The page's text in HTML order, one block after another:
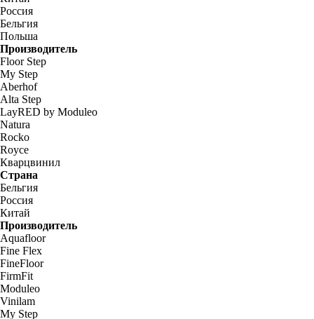
Россия
Бельгия
Польша
Производитель
Floor Step
My Step
Aberhof
Alta Step
LayRED by Moduleo
Natura
Rocko
Royce
Кварцвинил
Страна
Бельгия
Россия
Китай
Производитель
Aquafloor
Fine Flex
FineFloor
FirmFit
Moduleo
Vinilam
My Step